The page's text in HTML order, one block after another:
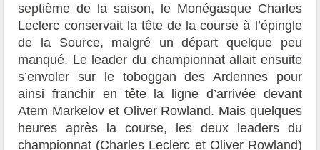
septième de la saison, le Monégasque Charles
Leclerc conservait la tête de la course à l’épingle
de la Source, malgré un départ quelque peu
manqué. Le leader du championnat allait ensuite
s’envoler sur le toboggan des Ardennes pour
ainsi franchir en tête la ligne d’arrivée devant
Atem Markelov et Oliver Rowland. Mais quelques
heures après la course, les deux leaders du
championnat (Charles Leclerc et Oliver Rowland)